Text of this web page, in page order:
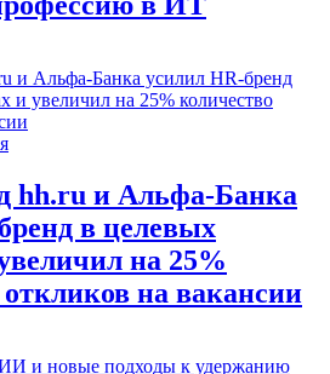
hh.ru и Альфа-Банка
в целевых
на 25%
на вакансии